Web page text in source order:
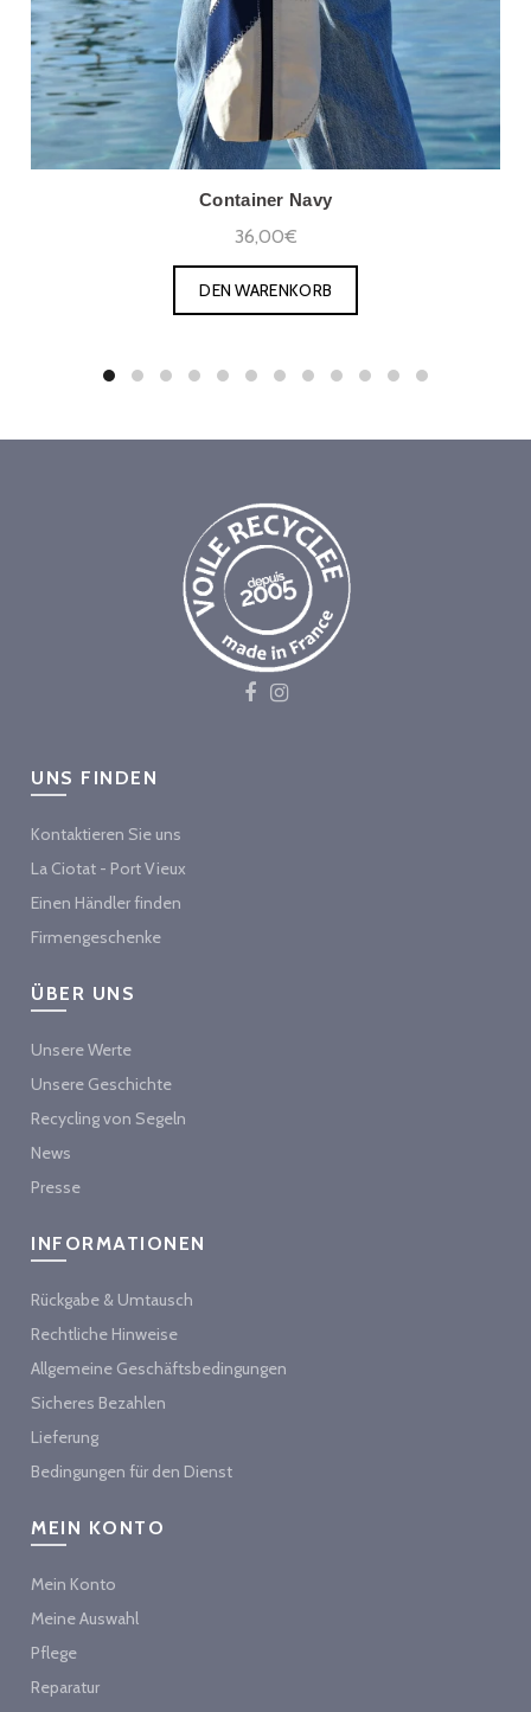
Container Navy
36,00€
DEN WARENKORB
UNS FINDEN
Kontaktieren Sie uns
La Ciotat - Port Vieux
Einen Händler finden
Firmengeschenke
ÜBER UNS
Unsere Werte
Unsere Geschichte
Recycling von Segeln
News
Presse
INFORMATIONEN
Rückgabe & Umtausch
Rechtliche Hinweise
Allgemeine Geschäftsbedingungen
Sicheres Bezahlen
Lieferung
Bedingungen für den Dienst
MEIN KONTO
Mein Konto
Meine Auswahl
Pflege
Reparatur